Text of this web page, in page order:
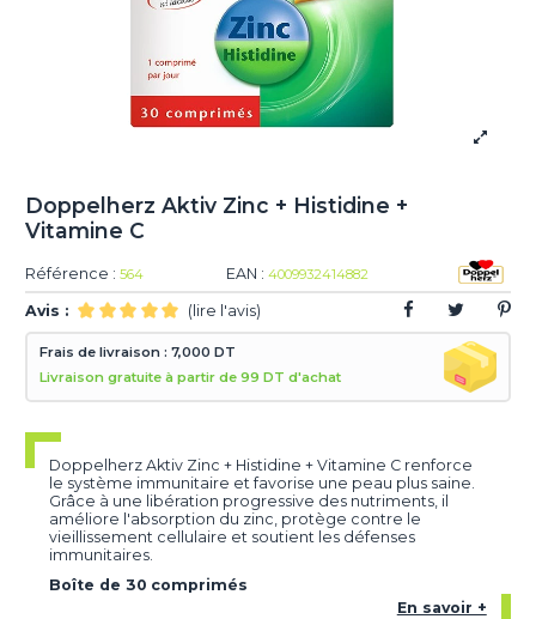
Doppelherz Aktiv Zinc + Histidine +
Vitamine C
Référence : 564 EAN : 4009932414882
Avis : (lire l'avis)
Frais de livraison : 7,000 DT
Livraison gratuite à partir de 99 DT d'achat
Doppelherz Aktiv Zinc + Histidine + Vitamine C renforce
le système immunitaire et favorise une peau plus saine.
Grâce à une libération progressive des nutriments, il
améliore l'absorption du zinc, protège contre le
vieillissement cellulaire et soutient les défenses
immunitaires.
Boîte de 30 comprimés
En savoir +